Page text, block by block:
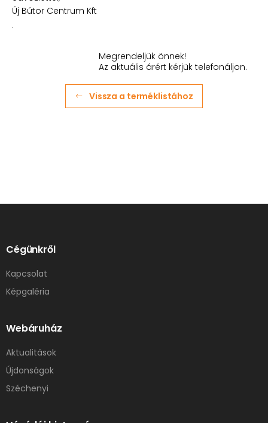
Új Bútor Centrum Kft
.
Megrendeljük önnek!
Az aktuális árért kérjük telefonáljon.
Vissza a terméklistához
Cégünkről
Kapcsolat
Képgaléria
Webáruház
Aktualitások
Újdonságok
Széchenyi